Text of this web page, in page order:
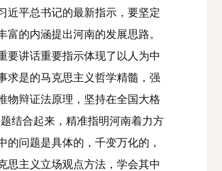
近平总书记的最新指示，要坚定
的内涵提出河南的发展思路。
要讲话重要指示体现了以人为中
求是的马克思主义哲学精髓，强
物辩证法原理，坚持在全国大格
结合起来，精准指明河南着力方
问题是具体的，千变万化的，
思主义立场观点方法，学会其中